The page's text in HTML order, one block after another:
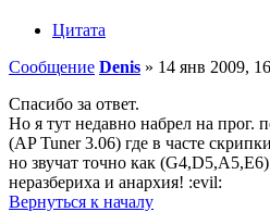
Цитата
Сообщение Denis » 14 янв 2009,
Спасибо за ответ.
Но я тут недавно набрел на прог.
(AP Tuner 3.06) где в часте
но звучат точно как
неразбериха и анархия! :evil:
Вернуться к началу